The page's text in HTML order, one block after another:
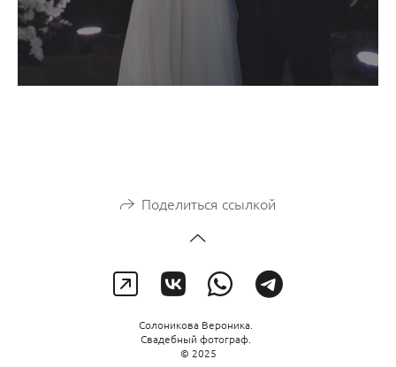
Поделиться ссылкой
Солоникова Вероника.
Свадебный фотограф.
© 2025